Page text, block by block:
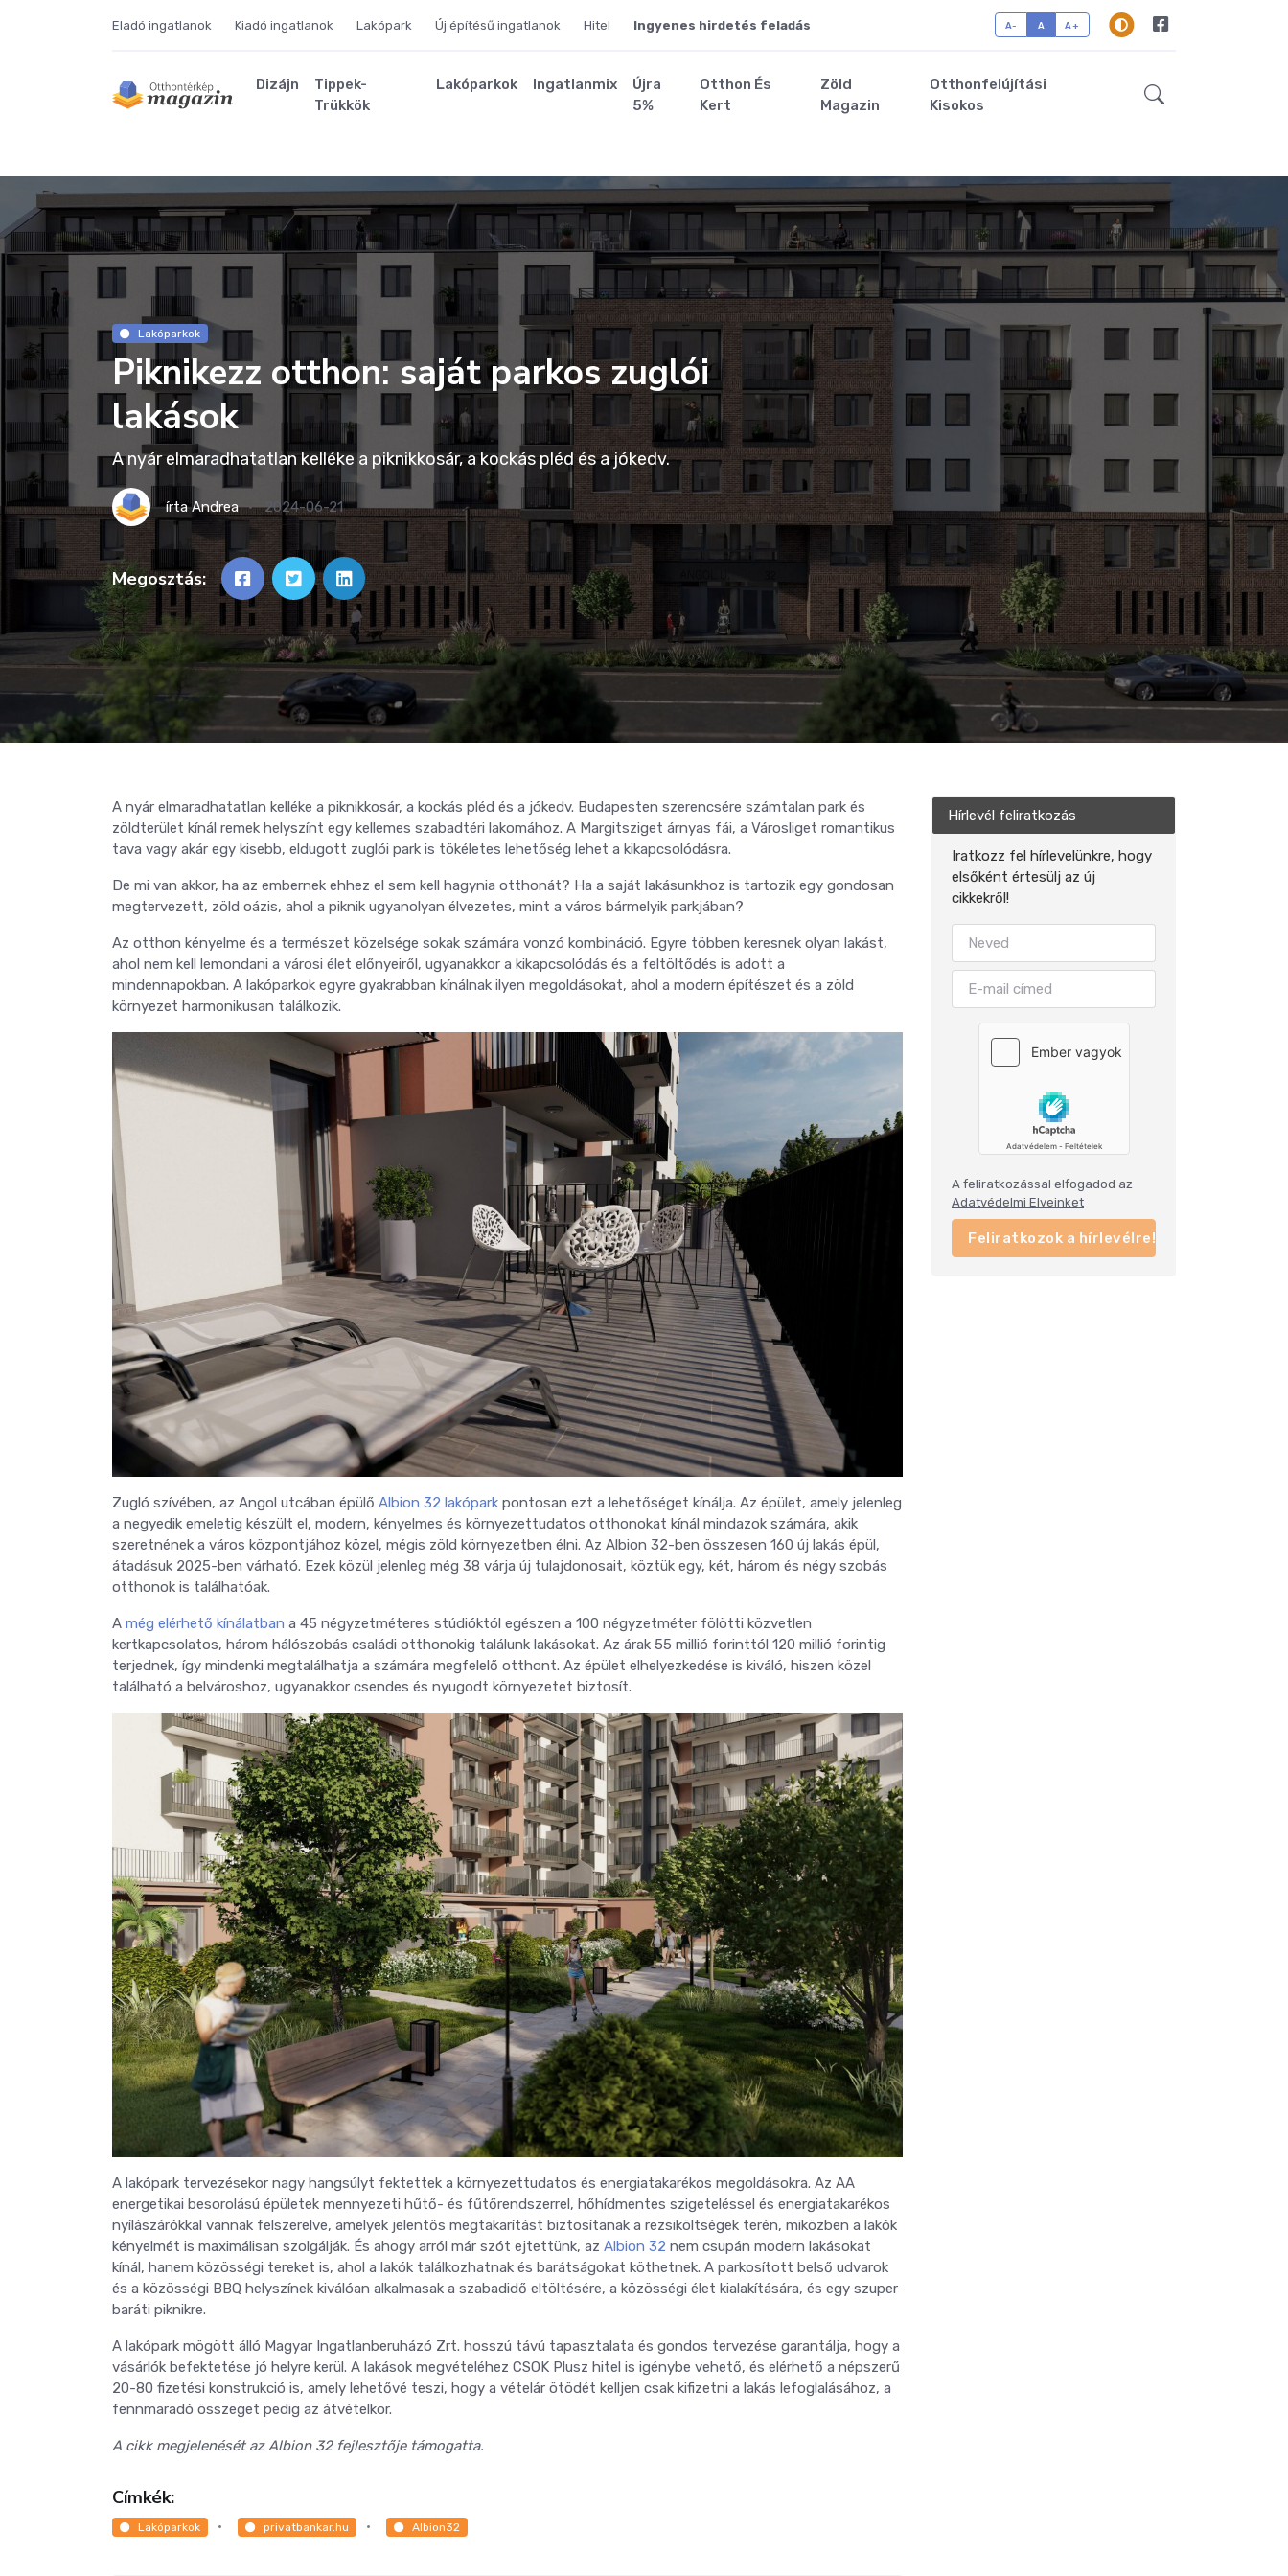
Eladó ingatlanok Kiadó ingatlanok Lakópark Új építésű ingatlanok Hitel Ingyenes hirdetés feladás A- A A+
Dizájn
Tippek-
Trükkök
Lakóparkok Ingatlanmix
Újra
5%
Otthon És
Kert
Zöld
Magazin
Otthonfelújítási
Kisokos
Lakóparkok
Piknikezz otthon: saját parkos zuglói
lakások
A nyár elmaradhatatlan kelléke a piknikkosár, a kockás pléd és a jókedv.
írtaAndrea 2024-06-21
Megosztás:
A nyár elmaradhatatlan kelléke a piknikkosár, a kockás pléd és a jókedv. Budapesten szerencsére számtalan park és
zöldterület kínál remek helyszínt egy kellemes szabadtéri lakomához. A Margitsziget árnyas fái, a Városliget romantikus
tava vagy akár egy kisebb, eldugott zuglói park is tökéletes lehetőség lehet a kikapcsolódásra.
De mi van akkor, ha az embernek ehhez el sem kell hagynia otthonát? Ha a saját lakásunkhoz is tartozik egy gondosan
megtervezett, zöld oázis, ahol a piknik ugyanolyan élvezetes, mint a város bármelyik parkjában?
Az otthon kényelme és a természet közelsége sokak számára vonzó kombináció. Egyre többen keresnek olyan lakást,
ahol nem kell lemondani a városi élet előnyeiről, ugyanakkor a kikapcsolódás és a feltöltődés is adott a
mindennapokban. A lakóparkok egyre gyakrabban kínálnak ilyen megoldásokat, ahol a modern építészet és a zöld
környezet harmonikusan találkozik.
Zugló szívében, az Angol utcában épülő Albion 32 lakópark pontosan ezt a lehetőséget kínálja. Az épület, amely jelenleg
a negyedik emeletig készült el, modern, kényelmes és környezettudatos otthonokat kínál mindazok számára, akik
szeretnének a város központjához közel, mégis zöld környezetben élni. Az Albion 32-ben összesen 160 új lakás épül,
átadásuk 2025-ben várható. Ezek közül jelenleg még 38 várja új tulajdonosait, köztük egy, két, három és négy szobás
otthonok is találhatóak.
A még elérhető kínálatban a 45 négyzetméteres stúdióktól egészen a 100 négyzetméter fölötti közvetlen
kertkapcsolatos, három hálószobás családi otthonokig találunk lakásokat. Az árak 55 millió forinttól 120 millió forintig
terjednek, így mindenki megtalálhatja a számára megfelelő otthont. Az épület elhelyezkedése is kiváló, hiszen közel
található a belvároshoz, ugyanakkor csendes és nyugodt környezetet biztosít.
A lakópark tervezésekor nagy hangsúlyt fektettek a környezettudatos és energiatakarékos megoldásokra. Az AA
energetikai besorolású épületek mennyezeti hűtő- és fűtőrendszerrel, hőhídmentes szigeteléssel és energiatakarékos
nyílászárókkal vannak felszerelve, amelyek jelentős megtakarítást biztosítanak a rezsiköltségek terén, miközben a lakók
kényelmét is maximálisan szolgálják. És ahogy arról már szót ejtettünk, az Albion 32 nem csupán modern lakásokat
kínál, hanem közösségi tereket is, ahol a lakók találkozhatnak és barátságokat köthetnek. A parkosított belső udvarok
és a közösségi BBQ helyszínek kiválóan alkalmasak a szabadidő eltöltésére, a közösségi élet kialakítására, és egy szuper
baráti piknikre.
A lakópark mögött álló Magyar Ingatlanberuházó Zrt. hosszú távú tapasztalata és gondos tervezése garantálja, hogy a
vásárlók befektetése jó helyre kerül. A lakások megvételéhez CSOK Plusz hitel is igénybe vehető, és elérhető a népszerű
20-80 fizetési konstrukció is, amely lehetővé teszi, hogy a vételár ötödét kelljen csak kifizetni a lakás lefoglalásához, a
fennmaradó összeget pedig az átvételkor.
A cikk megjelenését az Albion 32 fejlesztője támogatta.
Címkék:
Lakóparkok privatbankar.hu Albion32
Hírlevél feliratkozás
Iratkozz fel hírlevelünkre, hogy
elsőként értesülj az új
cikkekről!
A feliratkozással elfogadod az
Adatvédelmi Elveinket
Feliratkozok a hírlevélre!